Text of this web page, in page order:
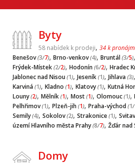
Byty
58 nabídek k prodeji,34 k
Benešov(3/7),Brno-venkov(4),Bruntál (3/5)
Frýdek-Místek (2/2),Hodonín (6/2),Hradec
Jablonec nad Nisou (1),Jeseník (1),Jihlava (3)
Karviná (1),Kladno (1),Klatovy (1),Kutná
Louny (2),Mělník (1),Most (1),Olomouc (1),
Pelhřimov(1),Plzeň-jih (1),Praha-východ (1/
Semily (4),Sokolov(2),Strakonice (1),
území Hlavního města Prahy (8/7),Žďár nad
Domy